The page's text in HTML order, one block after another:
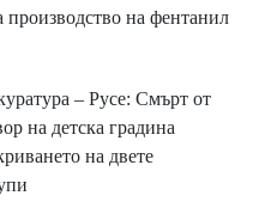
производство на фентанил
– Русе: Смърт от
на детска градина
на двете